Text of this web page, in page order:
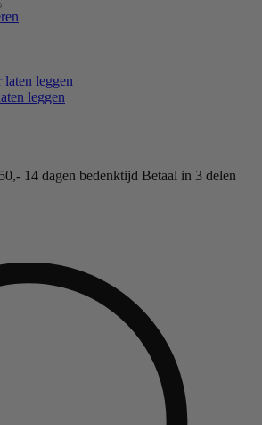
leggen
leggen
14 dagen bedenktijd Betaal in 3 delen